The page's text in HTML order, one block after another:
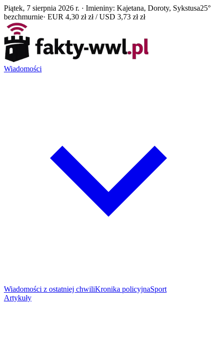
Piątek, 7 sierpnia 2026 r. · Imieniny: Kajetana, Doroty, Sykstusa25°
bezchmurnie· EUR 4,30 zł zł / USD 3,73 zł zł
Wiadomości
Wiadomości z ostatniej chwiliKronika policyjnaSport
Artykuły